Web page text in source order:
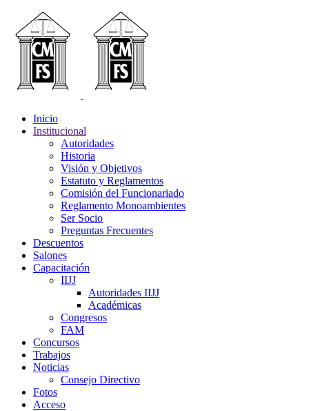
Inicio
Institucional
Autoridades
Historia
Visión y Objetivos
Estatuto y Reglamentos
Comisión del Funcionariado
Reglamento Monoambientes
Ser Socio
Preguntas Frecuentes
Descuentos
Salones
Capacitación
IIJJ
Autoridades IIJJ
Académicas
Congresos
FAM
Concursos
Trabajos
Noticias
Consejo Directivo
Fotos
Acceso